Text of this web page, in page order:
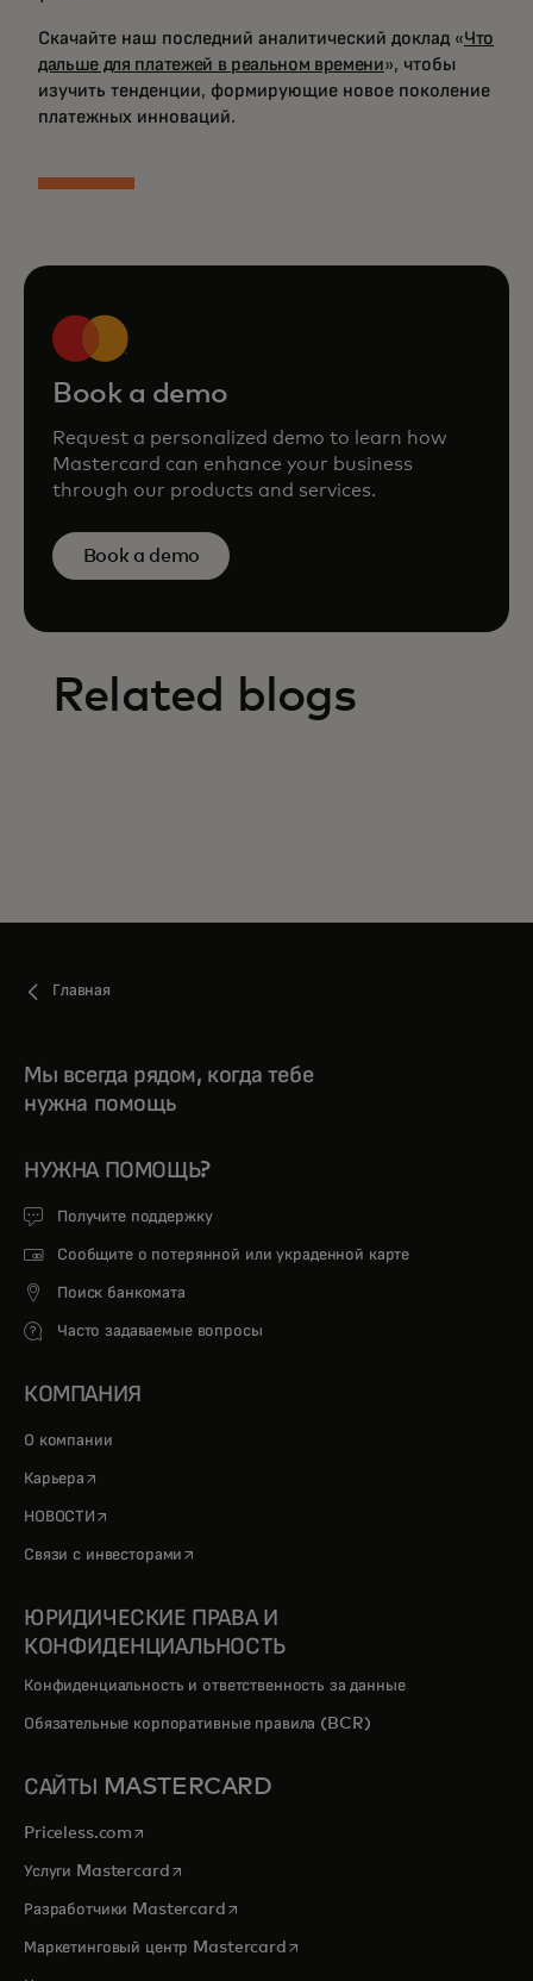
Скачайте наш последний аналитический доклад «Что
дальше для платежей в реальном времени», чтобы
изучить тенденции, формирующие новое поколение
платежных инноваций.
Book a demo
Request a personalized demo to learn how
Mastercard can enhance your business
through our products and services.
Book a demo
Related blogs
Главная
Мы всегда рядом, когда тебе
нужна помощь
НУЖНА ПОМОЩЬ?
Получите поддержку
Сообщите о потерянной или украденной карте
Поиск банкомата
Часто задаваемые вопросы
КОМПАНИЯ
О компании
Карьера opens in a new tab
НОВОСТИ opens in a new tab
Связи с инвесторами opens in a new tab
ЮРИДИЧЕСКИЕ ПРАВА И
КОНФИДЕНЦИАЛЬНОСТЬ
Конфиденциальность и ответственность за данные
Обязательные корпоративные правила (BCR)
САЙТЫ MASTERCARD
Priceless.com opens in a new tab
Услуги Mastercardopens in a new tab
Разработчики Mastercardopens in a new tab
Маркетинговый центр Mastercardopens in a new tab